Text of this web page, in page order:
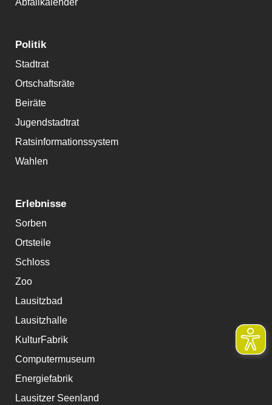
Abfallkalender
Politik
Stadtrat
Ortschaftsräte
Beiräte
Jugendstadtrat
Ratsinformationssystem
Wahlen
Erlebnisse
Sorben
Ortsteile
Schloss
Zoo
Lausitzbad
Lausitzhalle
KulturFabrik
Computermuseum
Energiefabrik
Lausitzer Seenland